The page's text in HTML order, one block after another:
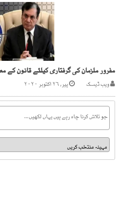
مفرور ملزمان کی گرفتاری کیلئے قانون
ویب ڈیسک پیر, ۲۶ اکتوبر ۲۰۲۰